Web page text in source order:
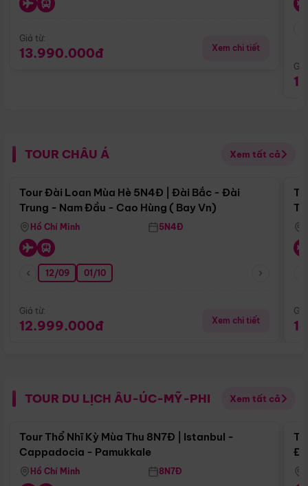
Giá từ:
13.990.000đ Xem chi tiết
TOUR CHÂU Á Xem tất cả
Điểm nổi bật
Tour Đài Loan Mùa Hè 5N4Đ | Đài Bắc - Đài
Trung - Nam Đầu - Cao Hùng ( Bay Vn)
Hồ Chí Minh 5N4Đ
12/09 01/10
Giá từ:
12.999.000đ Xem chi tiết
TOUR DU LỊCH ÂU-ÚC-MỸ-PHI Xem tất cả
Điểm nổi bật
Tour Thổ Nhĩ Kỳ Mùa Thu 8N7Đ | Istanbul -
Cappadocia - Pamukkale
Hồ Chí Minh 8N7Đ